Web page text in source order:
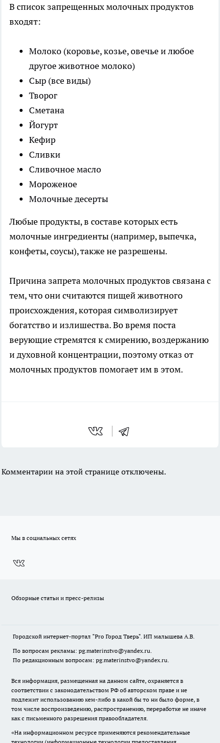
В список запрещенных молочных продуктов
входят:
Молоко (коровье, козье, овечье и любое
другое животное молоко)
Сыр (все виды)
Творог
Сметана
Йогурт
Кефир
Сливки
Сливочное масло
Мороженое
Молочные десерты
Любые продукты, в составе которых есть
молочные ингредиенты (например, выпечка,
конфеты, соусы), также не разрешены.
Причина запрета молочных продуктов связана с
тем, что они считаются пищей животного
происхождения, которая символизирует
богатство и излишества. Во время поста
верующие стремятся к смирению, воздержанию
и духовной концентрации, поэтому отказ от
молочных продуктов помогает им в этом.
Комментарии на этой странице отключены.
Мы в социальных сетях
Обзорные статьи и пресс-релизы
Городской интернет-портал "Pro Город Тверь". ИП малышева А.В.
По вопросам рекламы: pg.materinstvo@yandex.ru.
По редакционным вопросам: pg.materinstvo@yandex.ru.
Вся информация, размещенная на данном сайте, охраняется в
соответствии с законодательством РФ об авторском праве и не
подлежит использованию кем-либо в какой бы то ни было форме, в
том числе воспроизведению, распространению, переработке не иначе
как с письменного разрешения правообладателя.
«На информационном ресурсе применяются рекомендательные